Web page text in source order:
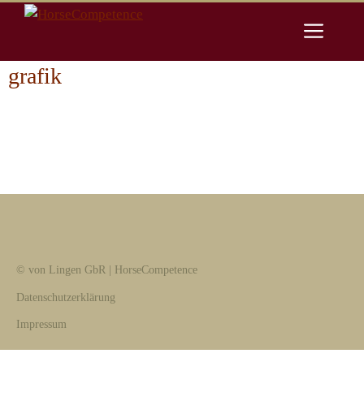
Zum
grafik
© von Lingen GbR | HorseCompetence
Datenschutzerklärung
Impressum